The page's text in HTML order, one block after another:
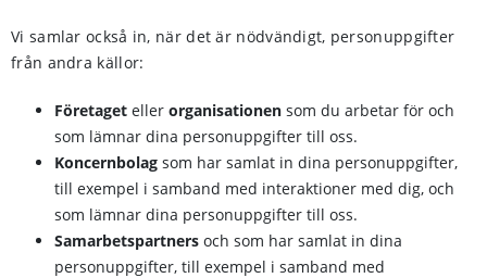
Vi samlar också in, när det är nödvändigt, personuppgifter
från andra källor:
Företaget eller organisationen som du arbetar för och
som lämnar dina personuppgifter till oss.
Koncernbolag som har samlat in dina personuppgifter,
till exempel i samband med interaktioner med dig, och
som lämnar dina personuppgifter till oss.
Samarbetspartners och som har samlat in dina
personuppgifter, till exempel i samband med